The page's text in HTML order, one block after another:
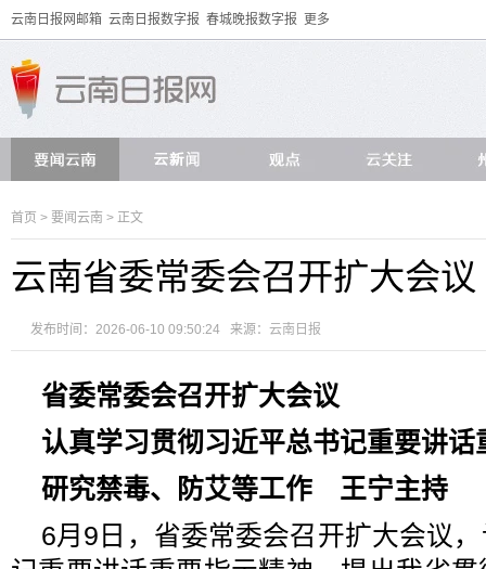
云南日报网邮箱 云南日报数字报 春城晚报数字报 更多
首页 > 要闻云南 > 正文
云南省委常委会召开扩大会议
发布时间：2026-06-10 09:50:24 来源： 云南日报
省委常委会召开扩大会议
认真学习贯彻习近平总书记重要讲话
研究禁毒、防艾等工作 王宁主持
6月9日，省委常委会召开扩大会议